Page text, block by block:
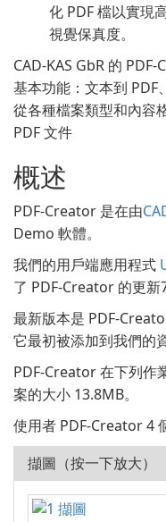
化 PDF 檔以實現
視覺保真度。
CAD-KAS GbR 的
基本功能：文本到 PDF
從各種檔案類型和內容
PDF 文件
概述
PDF-Creator 是在由
Demo 軟體。
我們的用戶端應用程式
了 PDF-Creator 的更新
最新版本是 PDF-
它最初被添加到我們的
PDF-Creator 在下列作
案的大小 13.8MB。
使用者 PDF-Creator 4
擷圖（按一下放大）